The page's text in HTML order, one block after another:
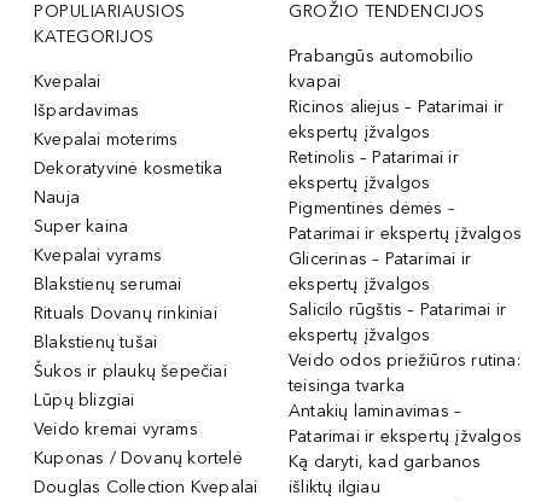
POPULIARIAUSIOS
KATEGORIJOS
Kvepalai
Išpardavimas
Kvepalai moterims
Dekoratyvinė kosmetika
Nauja
Super kaina
Kvepalai vyrams
Blakstienų serumai
Rituals Dovanų rinkiniai
Blakstienų tušai
Šukos ir plaukų šepečiai
Lūpų blizgiai
Veido kremai vyrams
Kuponas / Dovanų kortelė
Douglas Collection Kvepalai
GROŽIO TENDENCIJOS
Prabangūs automobilio
kvapai
Ricinos aliejus – Patarimai ir
ekspertų įžvalgos
Retinolis – Patarimai ir
ekspertų įžvalgos
Pigmentinės dėmės –
Patarimai ir ekspertų įžvalgos
Glicerinas – Patarimai ir
ekspertų įžvalgos
Salicilo rūgštis – Patarimai ir
ekspertų įžvalgos
Veido odos priežiūros rutina:
teisinga tvarka
Antakių laminavimas –
Patarimai ir ekspertų įžvalgos
Ką daryti, kad garbanos
išliktų ilgiau